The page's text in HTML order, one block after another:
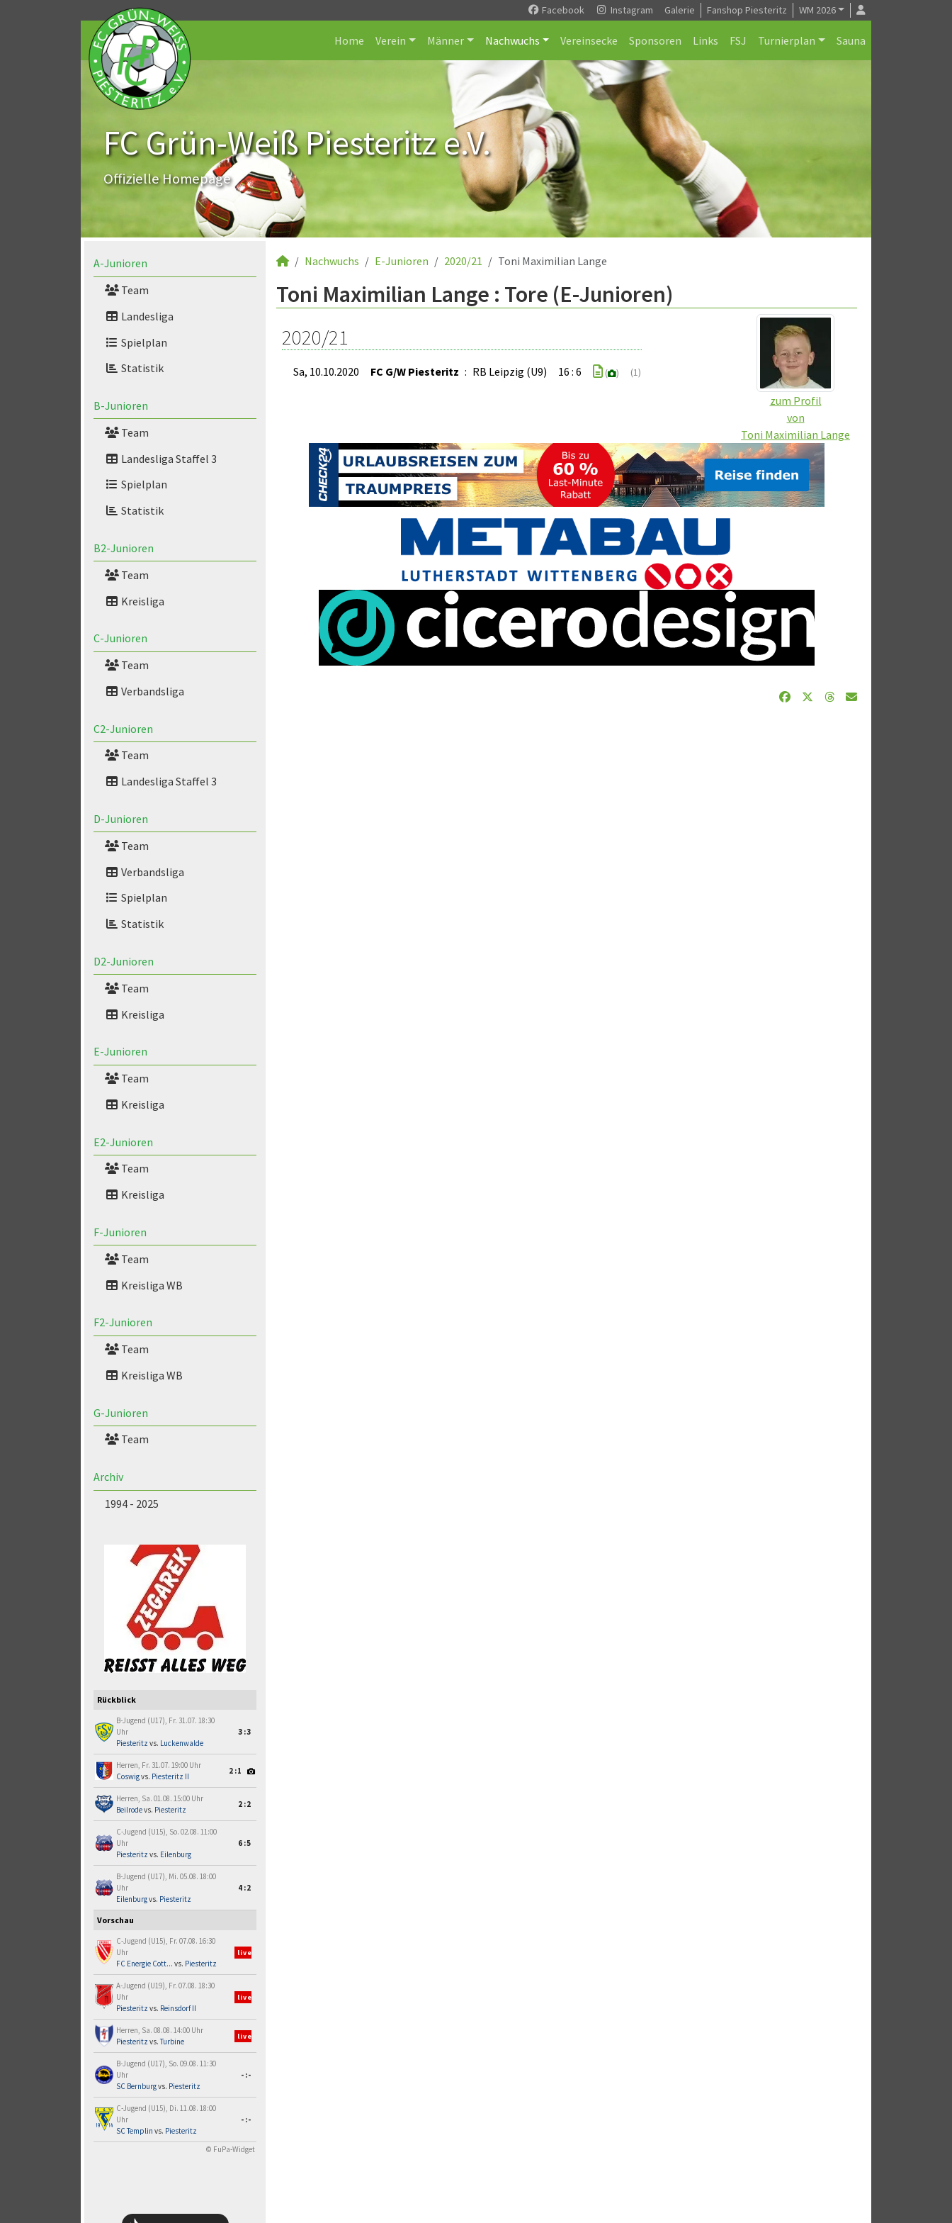
Facebook Instagram Galerie Fanshop Piesteritz WM 2026
Home Verein Männer Nachwuchs Vereinsecke Sponsoren Links FSJ Turnierplan Sauna
FC Grün-Weiß Piesteritz e.V.
Offizielle Homepage
A-Junioren
Team
Landesliga
Spielplan
Statistik
B-Junioren
Team
Landesliga Staffel 3
Spielplan
Statistik
B2-Junioren
Team
Kreisliga
C-Junioren
Team
Verbandsliga
C2-Junioren
Team
Landesliga Staffel 3
D-Junioren
Team
Verbandsliga
Spielplan
Statistik
D2-Junioren
Team
Kreisliga
E-Junioren
Team
Kreisliga
E2-Junioren
Team
Kreisliga
F-Junioren
Team
Kreisliga WB
F2-Junioren
Team
Kreisliga WB
G-Junioren
Team
Archiv
1994 - 2025
Rückblick
B-Jugend (U17), Fr. 31.07. 18:30
Uhr
Piesteritz vs. Luckenwalde
3:3
Herren, Fr. 31.07. 19:00 Uhr
Coswigvs. Piesteritz II
2:1
Herren, Sa. 01.08. 15:00 Uhr
Beilrodevs. Piesteritz
2:2
C-Jugend (U15), So. 02.08. 11:00
Uhr
Piesteritz vs. Eilenburg
6:5
B-Jugend (U17), Mi. 05.08. 18:00
Uhr
Eilenburgvs. Piesteritz
4:2
Vorschau
C-Jugend (U15), Fr. 07.08. 16:30
Uhr
FC Energie Cott... vs. Piesteritz
live
A-Jugend (U19), Fr. 07.08. 18:30
Uhr
Piesteritz vs. Reinsdorf II
live
Herren, Sa. 08.08. 14:00 Uhr
Piesteritz vs.Turbine
live
B-Jugend (U17), So. 09.08. 11:30
Uhr
SC Bernburgvs. Piesteritz
-:-
C-Jugend (U15), Di. 11.08. 18:00
Uhr
SC Templin vs. Piesteritz
-:-
© FuPa-Widget
Nachwuchs E-Junioren 2020/21 Toni Maximilian Lange
Toni Maximilian Lange : Tore (E-Junioren)
zum Profil
von
Toni Maximilian Lange
2020/21
Sa, 10.10.2020 FC G/W Piesteritz : RB Leipzig (U9) 16 : 6 ( ) (1)